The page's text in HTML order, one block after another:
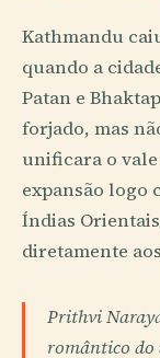
Kathmandu
quando a
Patan e
forjado, mas
unificara o vale
expansão logo
Índias
diretamente
Prithvi
romântico do